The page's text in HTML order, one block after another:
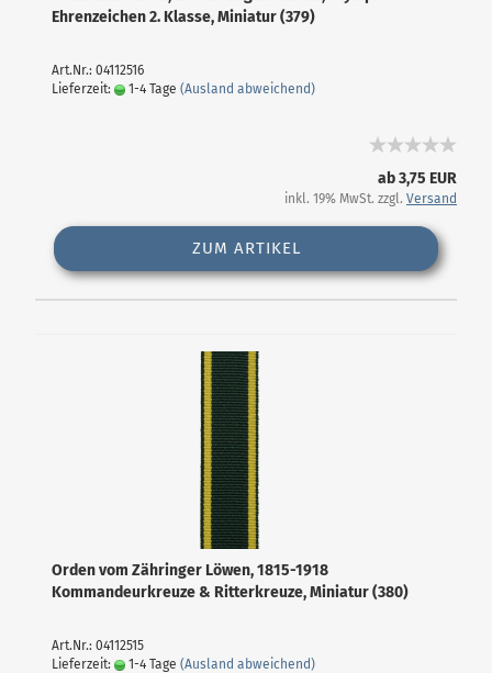
Ehrenzeichen 2. Klasse, Miniatur (379)
Art.Nr.: 04112516
Lieferzeit:
1-4 Tage (Ausland abweichend)
ab 3,75 EUR
inkl. 19% MwSt. zzgl. Versand
ZUM ARTIKEL
Orden vom Zähringer Löwen, 1815-1918
Kommandeurkreuze & Ritterkreuze, Miniatur (380)
Art.Nr.: 04112515
Lieferzeit:
1-4 Tage (Ausland abweichend)